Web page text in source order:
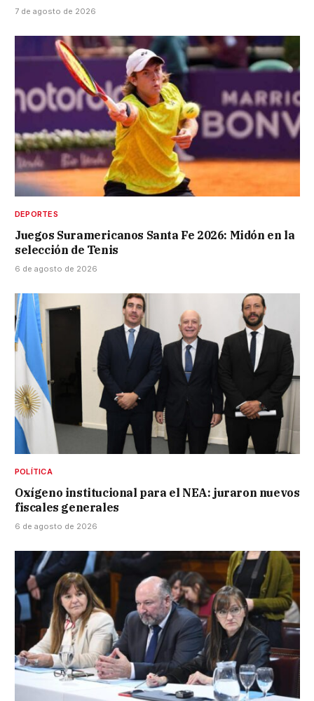
7 de agosto de 2026
DEPORTES
Juegos Suramericanos Santa Fe 2026: Midón en la
selección de Tenis
6 de agosto de 2026
POLÍTICA
Oxígeno institucional para el NEA: juraron nuevos
fiscales generales
6 de agosto de 2026